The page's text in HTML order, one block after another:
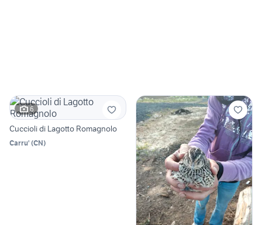
6
Cuccioli di Lagotto Romagnolo
Carru' (CN)